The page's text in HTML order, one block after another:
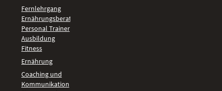
Fernlehrgang
Ernährungsberater
Personal Trainer
Ausbildung
Fitness
Ernährung
Coaching und
Kommunikation